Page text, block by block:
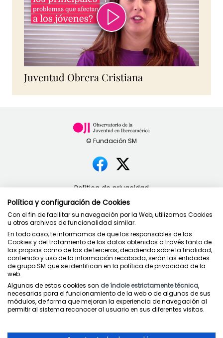
Juventud Obrera Cristiana
Política de privacidad
Condiciones de uso
Política de cookies
Juntos cuidamos la educación
Política y configuración de Cookies
Con el fin de facilitar su navegación por la Web, utilizamos Cookies
u otros archivos de funcionalidad similar.
En todo caso, te informamos de que los responsables de las
Cookies y del tratamiento de los datos obtenidos a través tanto de
las propias como de las de terceros, decidiendo sobre la finalidad,
contenido y uso de la información recabada, serán las entidades
de grupo SM que se identifican en la política de privacidad de la
web.
Algunas de estas cookies son de índole estrictamente técnica,
necesarias para el funcionamiento de la web o de algunos de sus
módulos, de forma que mejoran la experiencia de navegación al
permitir al sistema reconocer al usuario en sus diferentes visitas.